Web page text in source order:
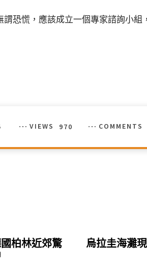
謂恐慌，應該成立一個專家諮詢小
VIEWS 970 COMMENTS
柏林近郊驚
烏拉圭海灘